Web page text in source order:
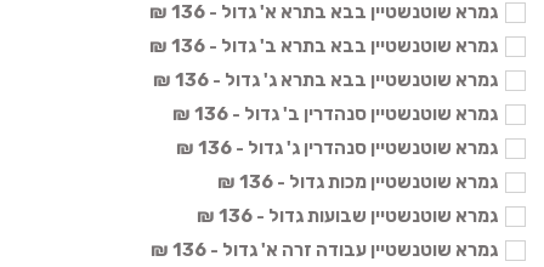
גמרא שוטנשטיין בבא בתרא א' גדול - 136 ₪
גמרא שוטנשטיין בבא בתרא ב' גדול - 136 ₪
גמרא שוטנשטיין בבא בתרא ג' גדול - 136 ₪
גמרא שוטנשטיין סנהדרין ב' גדול - 136 ₪
גמרא שוטנשטיין סנהדרין ג' גדול - 136 ₪
גמרא שוטנשטיין מכות גדול - 136 ₪
גמרא שוטנשטיין שבועות גדול - 136 ₪
גמרא שוטנשטיין עבודה זרה א' גדול - 136 ₪